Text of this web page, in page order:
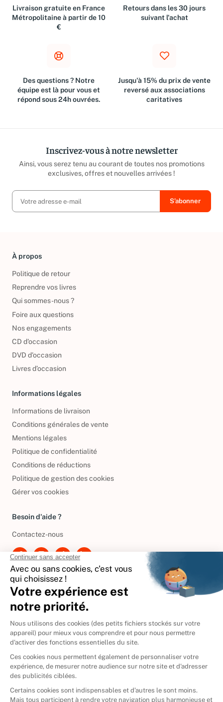
Livraison gratuite en France
Métropolitaine à partir de 10
€
Retours dans les 30 jours
suivant l'achat
Des questions ? Notre
équipe est là pour vous et
répond sous 24h ouvrées.
Jusqu'à 15% du prix de vente
reversé aux associations
caritatives
Inscrivez-vous à notre newsletter
Ainsi, vous serez tenu au courant de toutes nos promotions
exclusives, offres et nouvelles arrivées !
À propos
Politique de retour
Reprendre vos livres
Qui sommes-nous ?
Foire aux questions
Nos engagements
CD d'occasion
DVD d'occasion
Livres d’occasion
Informations légales
Informations de livraison
Conditions générales de vente
Mentions légales
Politique de confidentialité
Conditions de réductions
Politique de gestion des cookies
Gérer vos cookies
Besoin d'aide ?
Contactez-nous
International
🇪🇸 Espagne
🇩🇪Allemagne
🇮🇹 Italie